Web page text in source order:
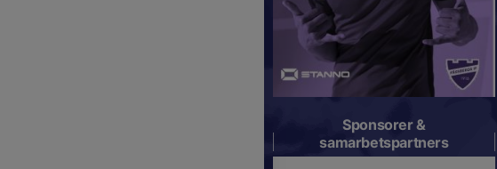
Sponsorer &
samarbetspartners